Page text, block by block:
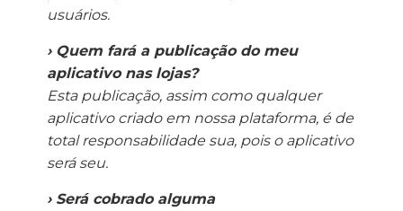
usuários.
› Quem fará a publicação do meu
aplicativo nas lojas?
Esta publicação, assim como qualquer
aplicativo criado em nossa plataforma, é de
total responsabilidade sua, pois o aplicativo
será seu.
› Será cobrado alguma